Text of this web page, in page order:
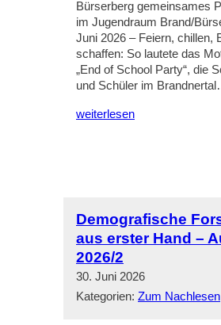
Bürserberg gemeinsames
im Jugendraum Brand/
Juni 2026 – Feiern, chillen,
schaffen: So lautete das
„End of School Party“, die
und Schüler im
weiterlesen
Demografische
aus erster Hand –
2026/2
30. Juni 2026
Kategorien: Zum Nachlesen